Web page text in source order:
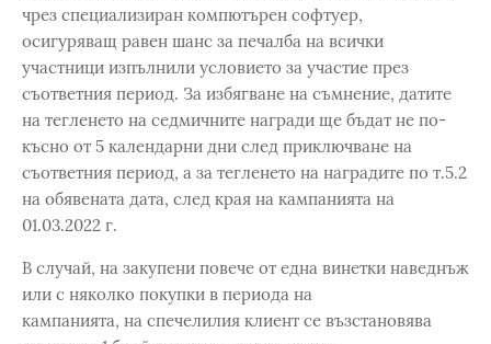
чрез специализиран компютърен софтуер,
осигуряващ равен шанс за печалба на всички
участници изпълнили условието за участие през
съответния период. За избягване на съмнение, датите
на тегленето на седмичните награди ще бъдат не по-
късно от 5 календарни дни след приключване на
съответния период, а за тегленето на наградите по т.5.2
на обявената дата, след края на кампанията на
01.03.2022 г.
В случай, на закупени повече от една винетки наведнъж
или с няколко покупки в периода на
кампанията, на спечелилия клиент се възстановява